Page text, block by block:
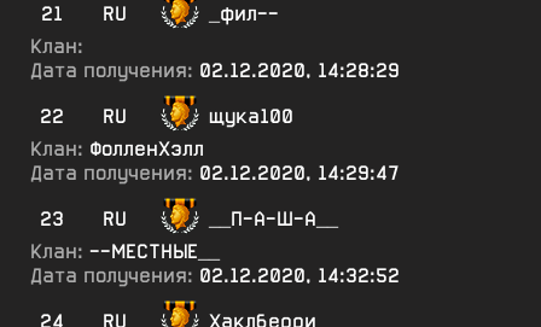
21
RU
_фил--
Клан:
Дата получения: 02.12.2020, 14:28:29
22
RU
щука100
Клан: ФолленХэлл
Дата получения: 02.12.2020, 14:29:47
23
RU
__П-А-Ш-А__
Клан: --МЕСТНЫЕ__
Дата получения: 02.12.2020, 14:32:52
24
RU
Хаклберри